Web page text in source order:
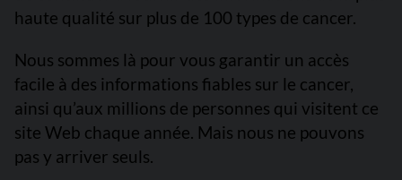
haute qualité sur plus de 100 types de cancer.
Nous sommes là pour vous garantir un accès
facile à des informations fiables sur le cancer,
ainsi qu’aux millions de personnes qui visitent ce
site Web chaque année. Mais nous ne pouvons
pas y arriver seuls.